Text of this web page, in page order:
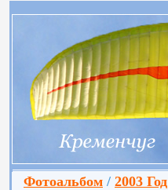
Фотоальбом / 2003 Год